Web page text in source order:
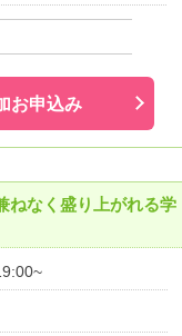
お申込み
ねなく盛り上がれる学